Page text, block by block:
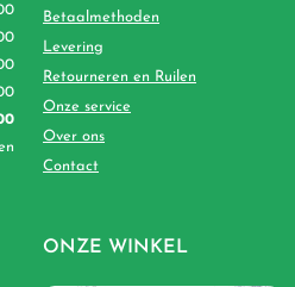
Betaalmethoden
Levering
Retourneren en Ruilen
Onze service
Over ons
Contact
ONZE WINKEL